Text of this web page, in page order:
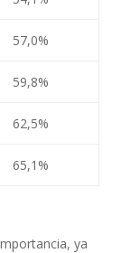
57,0%
59,8%
62,5%
65,1%
ya